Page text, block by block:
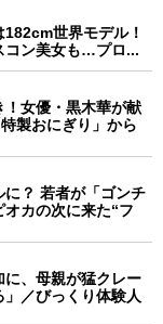
世界モデル！
コン美女も…プロ...
！女優・黒木華が献
製おにぎり」から
？ 若者が「ゴンチ
カの次に来た“フ
、母親が猛クレー
／びっくり体験人